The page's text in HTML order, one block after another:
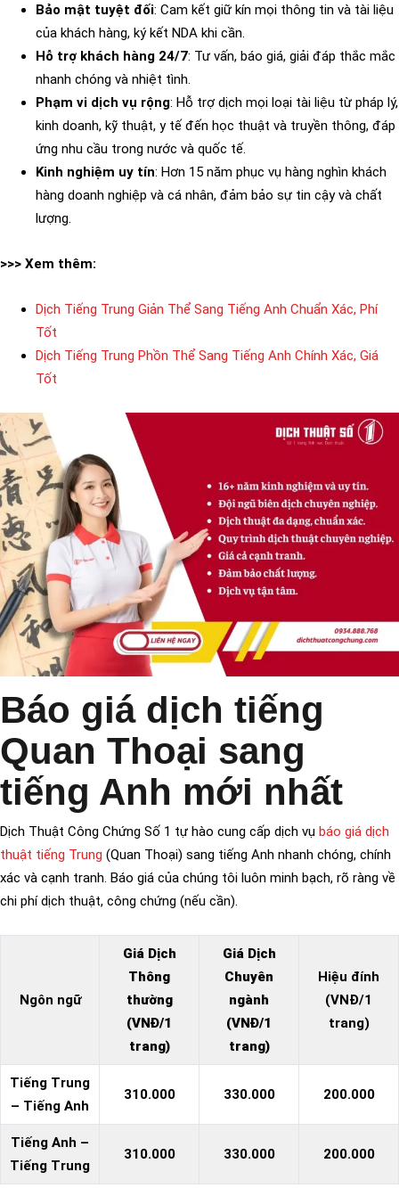
Bảo mật tuyệt đối: Cam kết giữ kín mọi thông tin và tài liệu
của khách hàng, ký kết NDA khi cần.
Hỗ trợ khách hàng 24/7: Tư vấn, báo giá, giải đáp thắc mắc
nhanh chóng và nhiệt tình.
Phạm vi dịch vụ rộng: Hỗ trợ dịch mọi loại tài liệu từ pháp lý,
kinh doanh, kỹ thuật, y tế đến học thuật và truyền thông, đáp
ứng nhu cầu trong nước và quốc tế.
Kinh nghiệm uy tín: Hơn 15 năm phục vụ hàng nghìn khách
hàng doanh nghiệp và cá nhân, đảm bảo sự tin cậy và chất
lượng.
>>> Xem thêm:
Dịch Tiếng Trung Giản Thể Sang Tiếng Anh Chuẩn Xác, Phí
Tốt
Dịch Tiếng Trung Phồn Thể Sang Tiếng Anh Chính Xác, Giá
Tốt
Báo giá dịch tiếng
Quan Thoại sang
tiếng Anh mới nhất
Dịch Thuật Công Chứng Số 1 tự hào cung cấp dịch vụ báo giá dịch
thuật tiếng Trung (Quan Thoại) sang tiếng Anh nhanh chóng, chính
xác và cạnh tranh. Báo giá của chúng tôi luôn minh bạch, rõ ràng về
chi phí dịch thuật, công chứng (nếu cần).
Ngôn ngữ
Giá Dịch
Thông
thường
(VNĐ/1
trang)
Giá Dịch
Chuyên
ngành
(VNĐ/1
trang)
Hiệu đính
(VNĐ/1
trang)
Tiếng Trung
– Tiếng Anh
310.000 330.000 200.000
Tiếng Anh –
Tiếng Trung
310.000 330.000 200.000